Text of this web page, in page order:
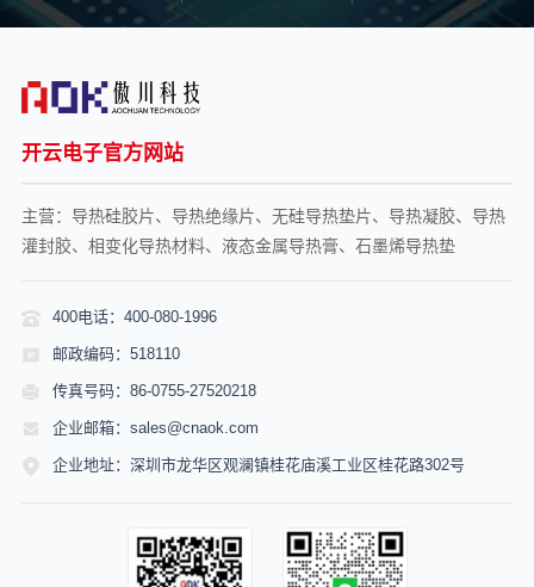
开云电子官方网站
主营：导热硅胶片、导热绝缘片、无硅导热垫片、导热凝胶、导热
灌封胶、相变化导热材料、液态金属导热膏、石墨烯导热垫
400电话：400-080-1996
邮政编码：518110
传真号码：86-0755-27520218
企业邮箱：sales@cnaok.com
企业地址：深圳市龙华区观澜镇桂花庙溪工业区桂花路302号